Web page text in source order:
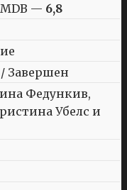
— 6,8
/ Завершен
Федункив,
Убелс и